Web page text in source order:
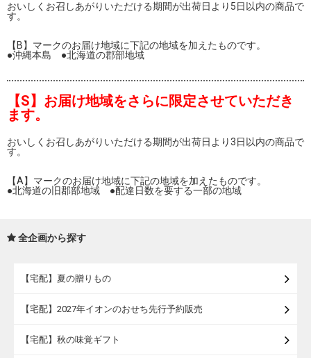
おいしくお召しあがりいただける期間が出荷日より5日以内の商品で
す。
【B】マークのお届け地域に下記の地域を加えたものです。
●沖縄本島 ●北海道の郡部地域
【S】お届け地域をさらに限定させていただき
ます。
おいしくお召しあがりいただける期間が出荷日より3日以内の商品で
す。
【A】マークのお届け地域に下記の地域を加えたものです。
●北海道の旧郡部地域 ●配達日数を要する一部の地域
全企画から探す
【宅配】夏の贈りもの
【宅配】2027年イオンのおせち先行予約販売
【宅配】秋の味覚ギフト